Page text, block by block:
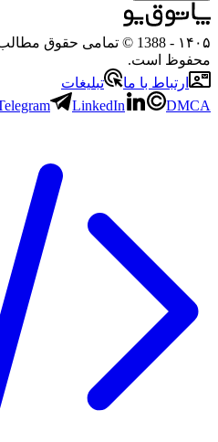
۱۴۰۵
- 1388 © تمامی حقوق
محفوظ است.
ارتباط با ما
تبلیغات
LinkedIn DMCA